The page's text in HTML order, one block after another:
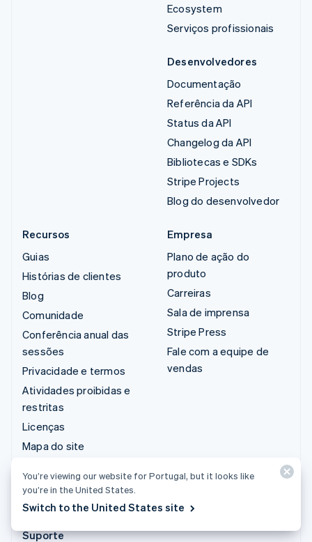
Ecosystem
Serviços profissionais
Desenvolvedores
Documentação
Referência da API
Status da API
Changelog da API
Bibliotecas e SDKs
Stripe Projects
Blog do desenvolvedor
Recursos
Guias
Histórias de clientes
Blog
Comunidade
Conferência anual das
sessões
Privacidade e termos
Atividades proibidas e
restritas
Licenças
Mapa do site
cookies
Mais recursos
Empresa
Plano de ação do
produto
Carreiras
Sala de imprensa
Stripe Press
Fale com a equipe de
vendas
Suporte
You’re viewing our website for Portugal, but it looks like
you’re in the United States.
Switch to the United States site